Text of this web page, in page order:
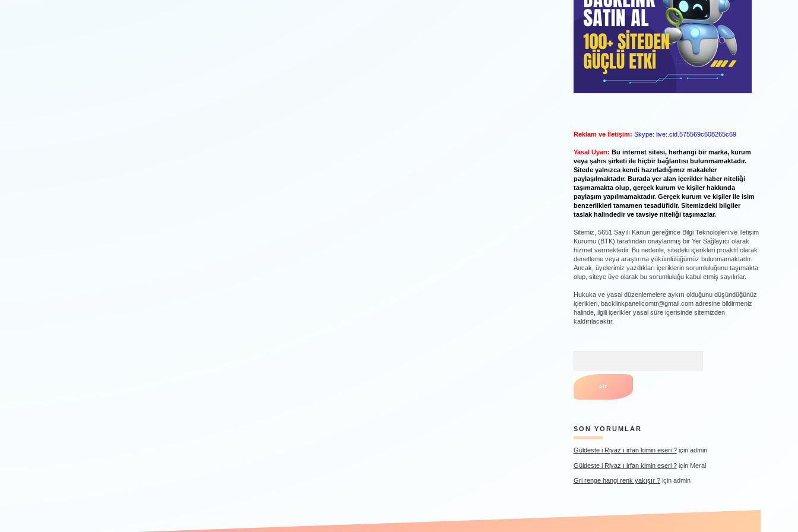
Reklam ve İletişim: Skype: live:.cid.575569c608265c69
Yasal Uyarı: Bu internet sitesi, herhangi bir marka, kurum
veya şahıs şirketi ile hiçbir bağlantısı bulunmamaktadır.
Sitede yalnızca kendi hazırladığımız makaleler
paylaşılmaktadır. Burada yer alan içerikler haber niteliği
taşımamakta olup, gerçek kurum ve kişiler hakkında
paylaşım yapılmamaktadır. Gerçek kurum ve kişiler ile isim
benzerlikleri tamamen tesadüfidir. Sitemizdeki bilgiler
taslak halindedir ve tavsiye niteliği taşımazlar.
Sitemiz, 5651 Sayılı Kanun gereğince Bilgi Teknolojileri ve İletişim
Kurumu (BTK) tarafından onaylanmış bir Yer Sağlayıcı olarak
hizmet vermektedir. Bu nedenle, sitedeki içerikleri proaktif olarak
denetleme veya araştırma yükümlülüğümüz bulunmamaktadır.
Ancak, üyelerimiz yazdıkları içeriklerin sorumluluğunu taşımakta
olup, siteye üye olarak bu sorumluluğu kabul etmiş sayılırlar.
Hukuka ve yasal düzenlemelere aykırı olduğunu düşündüğünüz
içerikleri, backlinkpanelicomtr@gmail.comadresine bildirmeniz
halinde, ilgili içerikler yasal süre içerisinde sitemizden
kaldırılacaktır.
SON YORUMLAR
Güldeste i Riyaz ı irfan kimin eseri ?için admin
Güldeste i Riyaz ı irfan kimin eseri ?için Meral
Gri renge hangi renk yakışır ?için admin